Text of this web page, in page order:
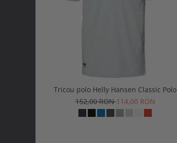
Tricou polo Helly Hansen Classic Polo
152,00 RON114,00 RON